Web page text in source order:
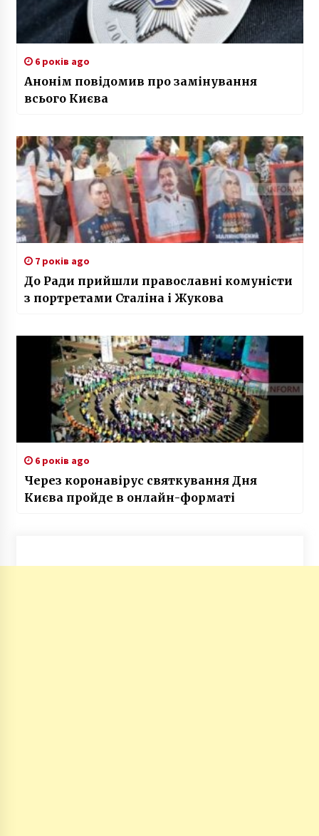
6 років ago
Анонім повідомив про замінування
всього Києва
7 років ago
До Ради прийшли православні комуністи
з портретами Сталіна і Жукова
6 років ago
Через коронавірус святкування Дня
Києва пройде в онлайн-форматі